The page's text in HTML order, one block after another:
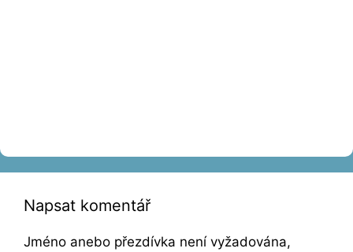
Napsat komentář
Jméno anebo přezdívka není vyžadována,